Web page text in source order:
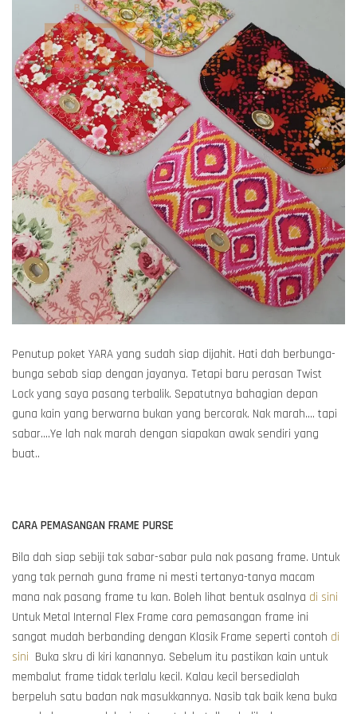
Penutup poket YARA yang sudah siap dijahit. Hati dah berbunga-
bunga sebab siap dengan jayanya. Tetapi baru perasan Twist
Lock yang saya pasang terbalik. Sepatutnya bahagian depan
guna kain yang berwarna bukan yang bercorak. Nak marah.... tapi
sabar....Ye lah nak marah dengan siapakan awak sendiri yang
buat..
CARA PEMASANGAN FRAME PURSE
Bila dah siap sebiji tak sabar-sabar pula nak pasang frame. Untuk
yang tak pernah guna frame ni mesti tertanya-tanya macam
mana nak pasang frame tu kan. Boleh lihat bentuk asalnya di sini
Untuk Metal Internal Flex Frame cara pemasangan frame ini
sangat mudah berbanding dengan Klasik Frame seperti contoh di
sini Buka skru di kiri kanannya. Sebelum itu pastikan kain untuk
membalut frame tidak terlalu kecil. Kalau kecil bersedialah
berpeluh satu badan nak masukkannya. Nasib tak baik kena buka